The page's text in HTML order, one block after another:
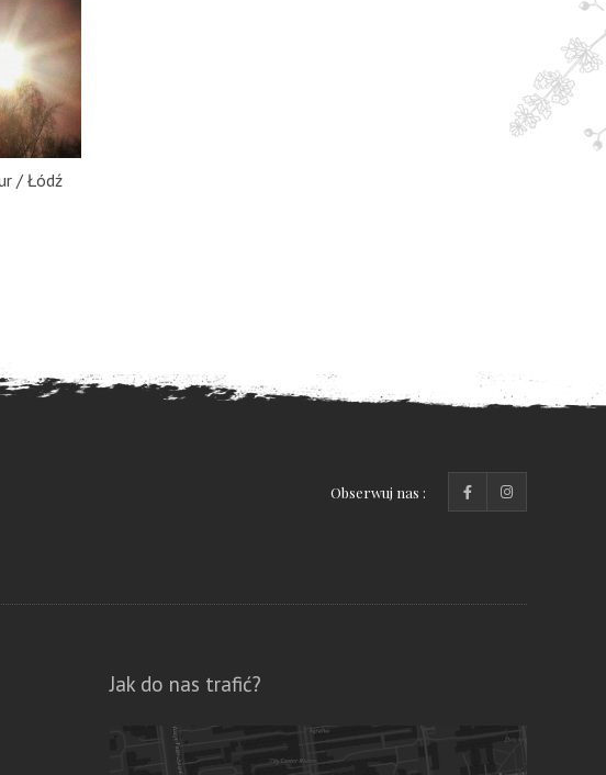
/ Łódź
Obserwuj nas :
Jak do nas trafić?